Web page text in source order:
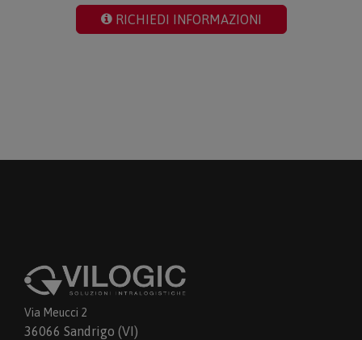
RICHIEDI INFORMAZIONI
Via Meucci 2
36066 Sandrigo (VI)